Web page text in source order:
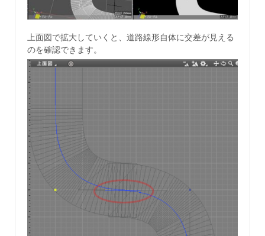
上面図で拡大していくと、道路線形自体に交差が見える
のを確認できます。